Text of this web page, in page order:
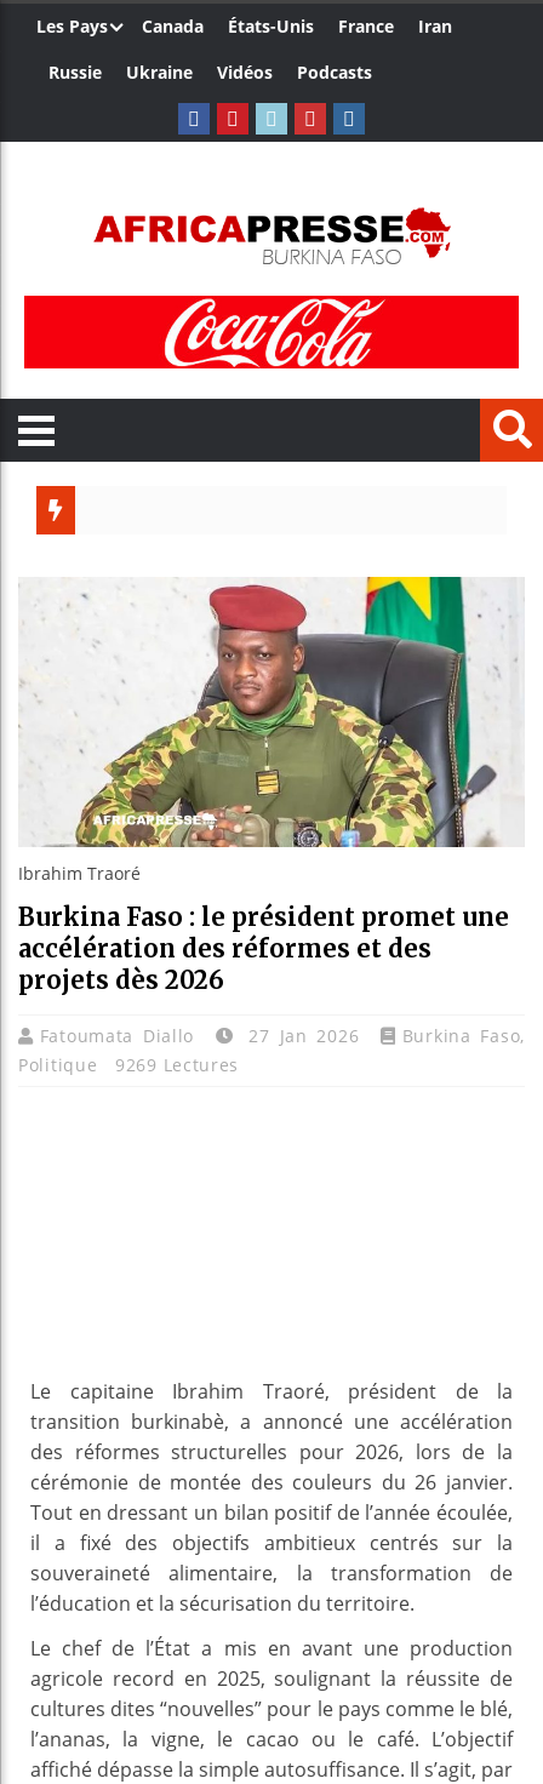
Les Pays Canada États-Unis France
Iran
Russie
Ukraine Vidéos Podcasts
Réforme
Bénin :
Aliko
Ibrahim Traoré
Burkina Faso : le président promet une
accélération des réformes et des
projets dès 2026
Fatoumata Diallo 27 Jan 2026 Burkina Faso,
Politique
9269 Lectures
Le capitaine Ibrahim Traoré, président de la
transition burkinabè, a annoncé une accélération
des réformes structurelles pour 2026, lors de la
cérémonie de montée des couleurs du 26 janvier.
Tout en dressant un bilan positif de l’année écoulée,
il a fixé des objectifs ambitieux centrés sur la
souveraineté alimentaire, la transformation de
l’éducation et la sécurisation du territoire.
Le chef de l’État a mis en avant une production
agricole record en 2025, soulignant la réussite de
cultures dites “nouvelles” pour le pays comme le blé,
l’ananas, la vigne, le cacao ou le café. L’objectif
affiché dépasse la simple autosuffisance. Il s’agit, par